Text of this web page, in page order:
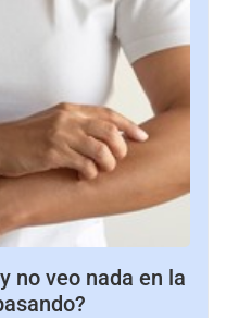
no veo nada en la